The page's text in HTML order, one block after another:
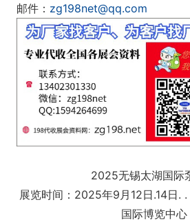
邮件： zg198net@qq.com
2025无锡太湖国际
展览时间：2025年9月12日.14日.
国际博览中心